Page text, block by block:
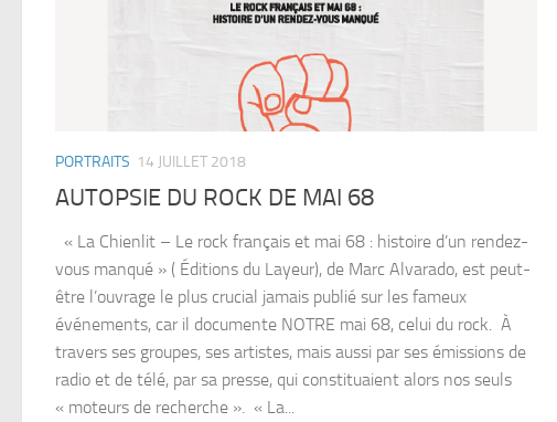
PORTRAITS 14 JUILLET 2018
AUTOPSIE DU ROCK DE MAI 68
« La Chienlit – Le rock français et mai 68 : histoire d’un rendez-
vous manqué » ( Éditions du Layeur), de Marc Alvarado, est peut-
être l’ouvrage le plus crucial jamais publié sur les fameux
événements, car il documente NOTRE mai 68, celui du rock. À
travers ses groupes, ses artistes, mais aussi par ses émissions de
radio et de télé, par sa presse, qui constituaient alors nos seuls
« moteurs de recherche ». « La...